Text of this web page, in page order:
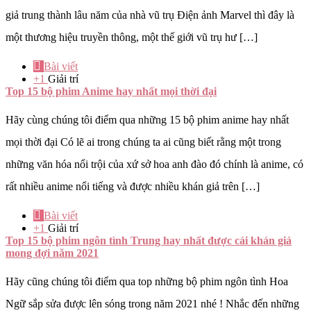
giả trung thành lâu năm của nhà vũ trụ Điện ảnh Marvel thì đây là
một thương hiệu truyền thông, một thế giới vũ trụ hư […]
Bài viết
+1 Giải trí
Top 15 bộ phim Anime hay nhất mọi thời đại
Hãy cùng chúng tôi điểm qua những 15 bộ phim anime hay nhất
mọi thời đại Có lẽ ai trong chúng ta ai cũng biết rằng một trong
những văn hóa nổi trội của xứ sở hoa anh đào đó chính là anime, có
rất nhiều anime nổi tiếng và được nhiều khán giả trên […]
Bài viết
+1 Giải trí
Top 15 bộ phim ngôn tình Trung hay nhất được cái khán giả
mong đợi năm 2021
Hãy cũng chúng tôi điểm qua top những bộ phim ngôn tình Hoa
Ngữ sắp sửa được lên sóng trong năm 2021 nhé ! Nhắc đến những